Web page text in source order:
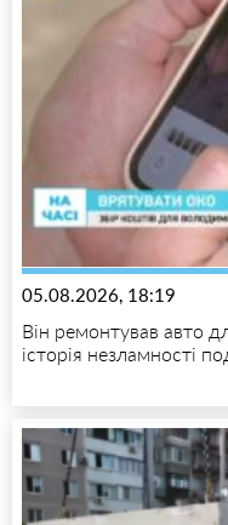
05.08.2026, 18:19
Він ремонтував авто
історія незламності